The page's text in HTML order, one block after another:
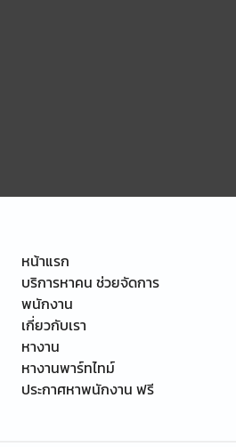
หน้าแรก
บริการหาคน ช่วยจัดการ
พนักงาน
เกี่ยวกับเรา
หางาน
หางานพาร์ทไทม์
ประกาศหาพนักงาน ฟรี